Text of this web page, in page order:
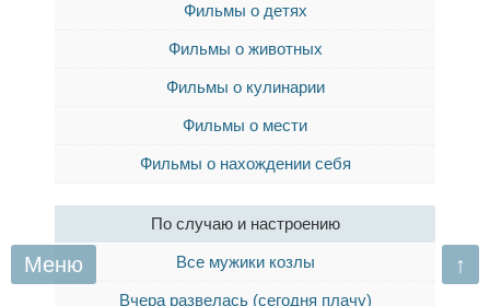
Фильмы о детях
Фильмы о животных
Фильмы о кулинарии
Фильмы о мести
Фильмы о нахождении себя
По случаю и настроению
Все мужики козлы
Вчера развелась (сегодня плачу)
Меню ↑